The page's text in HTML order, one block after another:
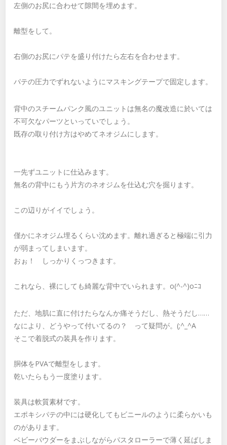
左側のお尻に合わせて隙間を埋めます。
離型をして。
右側のお尻にパテを盛り付けたら左右を合わせます。
パテの圧力でずれないようにマスキングテープで固定します。
背中のスチームパンク風のユニットは無名の魔改造に於いては
不可欠なパーツといっていでしょう。
既存の取り付け方はやめてネオジムにします。
一先ずユニットに仕込みます。
無名の背中にもう片方のネオジムを仕込む穴を掘ります。
この辺りがイイでしょう。
僅かにネオジム埋るくらい沈めます。離れ過ぎると極端に引力
が弱まってしまいます。
おぉ！ しっかりくっつきます。
これなら、裸にしても綺麗な背中でいられます。o(^-^)oﾆｺ
ただ、地肌に直に付けたらなんか痛そうだし、熱そうだし……
なにより、どうやって付いてるの？ って疑問が。(;^_^A
そこで着脱式の装具を作ります。
胴体をPVAで離型をします。
乾いたらもう一度塗ります。
装具は軟質素材です。
エポキシパテの中には硬化してもビニールのように柔らかいも
のがあります。
ベビーパウダーをまぶしながらパスタローラーで薄く延ばしま